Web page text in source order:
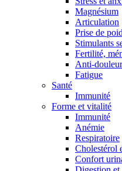
Magnésium
Articulation
Prise de
Stimulants
Fertilité,
Anti-douleur
Fatigue
Santé
Immunité
Forme et vitalité
Immunité
Anémie
Respiratoire
Cholestérol
Confort